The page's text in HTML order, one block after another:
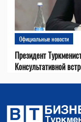
Официальные новости
Президент
Консультативной